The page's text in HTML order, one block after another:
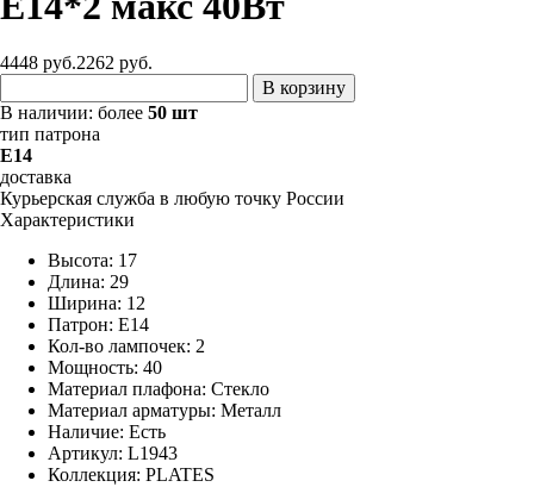
4448 руб.2262 руб.
В корзину
В наличии: более 50 шт
тип патрона
E14
доставка
Курьерская служба в любую точку России
Характеристики
Высота: 17
Длина: 29
Ширина: 12
Патрон: E14
Кол-во лампочек: 2
Мощность: 40
Материал плафона: Стекло
Материал арматуры: Металл
Наличие: Есть
Артикул: L1943
Коллекция: PLATES